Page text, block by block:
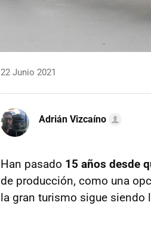
22 Junio 2021
Adrián Vizcaíno
Han pasado 15 años desde
de producción, como una
la gran turismo sigue siendo